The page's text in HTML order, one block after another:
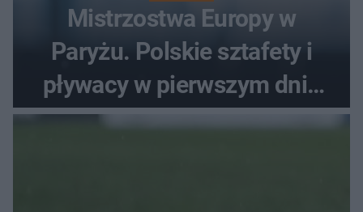
Mistrzostwa Europy w
Paryżu. Polskie sztafety i
pływacy w pierwszym dniu
finałów